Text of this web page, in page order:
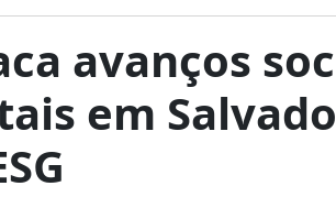
avanços
em